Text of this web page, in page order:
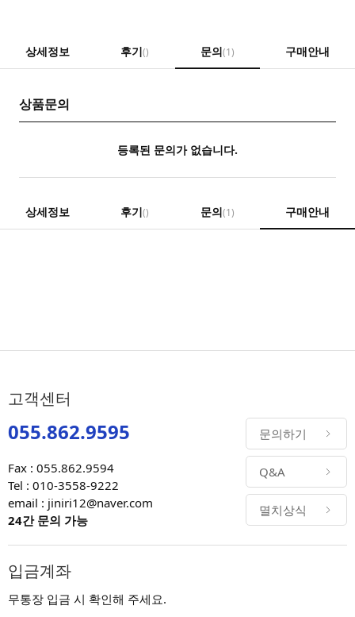
상세정보 후기() 문의(1) 구매안내
상품문의
등록된 문의가 없습니다.
상세정보 후기() 문의(1) 구매안내
고객센터
055.862.9595
Fax : 055.862.9594
Tel : 010-3558-9222
email : jiniri12@naver.com
24간 문의 가능
문의하기
Q&A
멸치상식
입금계좌
무통장 입금 시 확인해 주세요.